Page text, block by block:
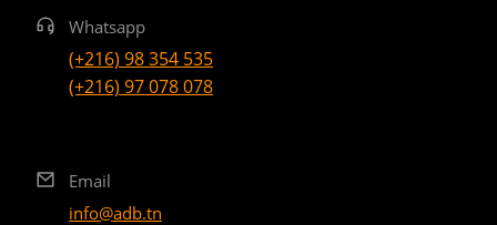
Whatsapp
(+216) 98 354 535
(+216) 97 078 078
Email
info@adb.tn